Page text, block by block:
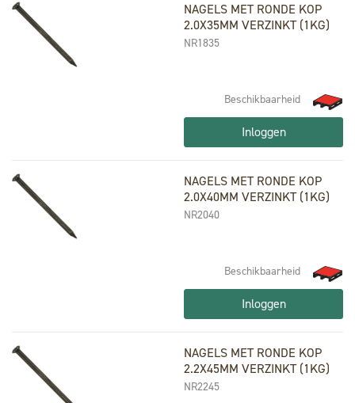
NAGELS MET RONDE KOP
2.0X35MM VERZINKT (1KG)
NR1835
Beschikbaarheid
Inloggen
NAGELS MET RONDE KOP
2.0X40MM VERZINKT (1KG)
NR2040
Beschikbaarheid
Inloggen
NAGELS MET RONDE KOP
2.2X45MM VERZINKT (1KG)
NR2245